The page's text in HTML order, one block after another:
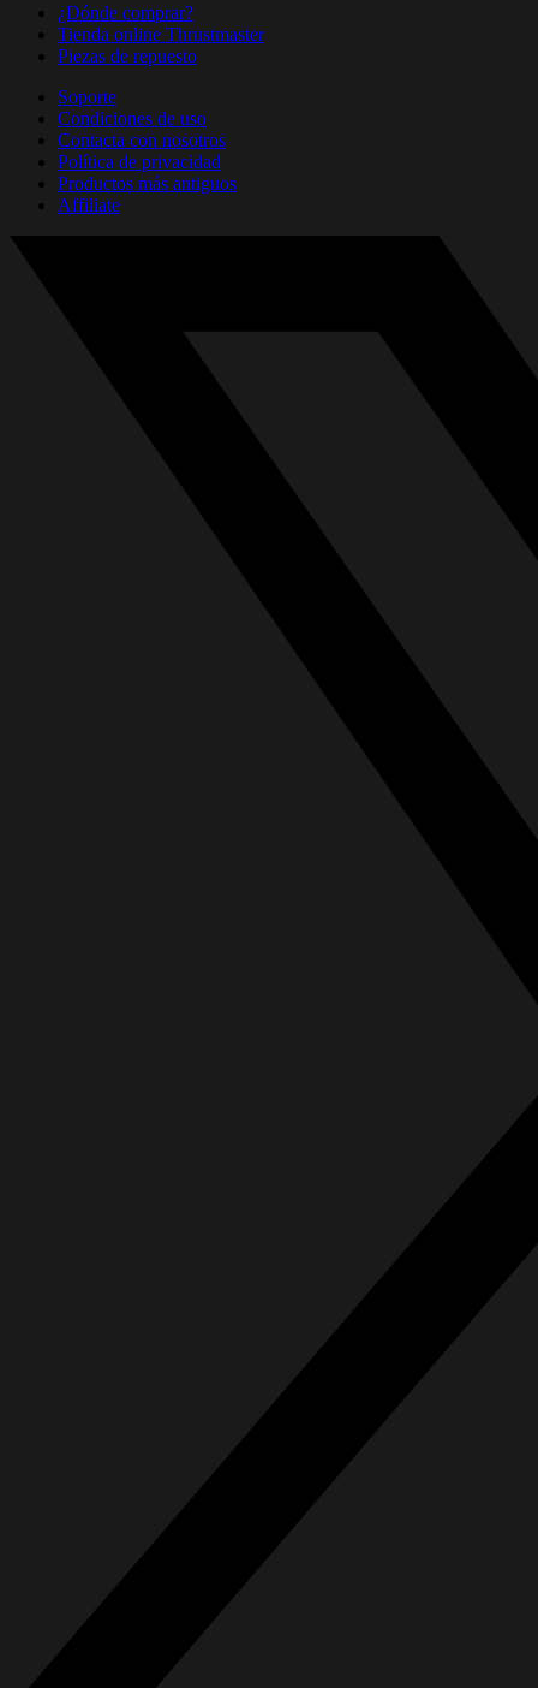
¿Dónde comprar?
Tienda online Thrustmaster
Piezas de repuesto
Soporte
Condiciones de uso
Contacta con nosotros
Política de privacidad
Productos más antiguos
Affiliate